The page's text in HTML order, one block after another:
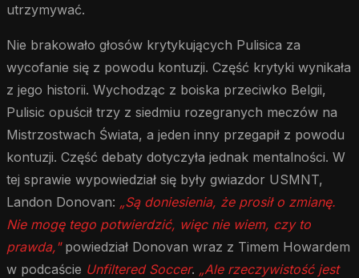
utrzymywać.
Nie brakowało głosów krytykujących Pulisica za
wycofanie się z powodu kontuzji. Część krytyki wynikała
z jego historii. Wychodząc z boiska przeciwko Belgii,
Pulisic opuścił trzy z siedmiu rozegranych meczów na
Mistrzostwach Świata, a jeden inny przegapił z powodu
kontuzji. Część debaty dotyczyła jednak mentalności. W
tej sprawie wypowiedział się były gwiazdor USMNT,
Landon Donovan: „Są doniesienia, że prosił o zmianę.
Nie mogę tego potwierdzić, więc nie wiem, czy to
prawda,"powiedział Donovan wraz z Timem Howardem
w podcaście Unfiltered Soccer. „Ale rzeczywistość jest